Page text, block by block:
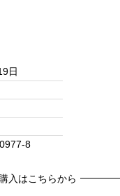
日
8
入はこちらから